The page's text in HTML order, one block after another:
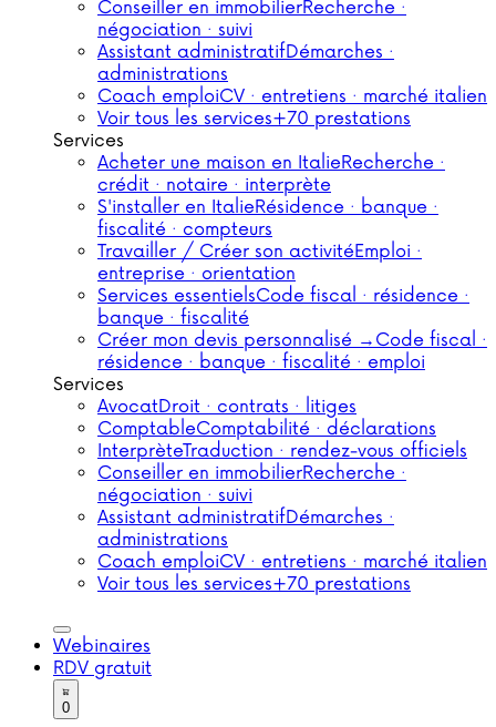
Conseiller en immobilierRecherche ·
négociation · suivi
Assistant administratifDémarches ·
administrations
Coach emploiCV · entretiens · marché italien
Voir tous les services+70 prestations
Services
Acheter une maison en ItalieRecherche ·
crédit · notaire · interprète
S'installer en ItalieRésidence · banque ·
fiscalité · compteurs
Travailler / Créer son activitéEmploi ·
entreprise · orientation
Services essentielsCode fiscal · résidence ·
banque · fiscalité
Créer mon devis personnalisé → Code fiscal ·
résidence · banque · fiscalité · emploi
Services
AvocatDroit · contrats · litiges
ComptableComptabilité · déclarations
InterprèteTraduction · rendez-vous officiels
Conseiller en immobilierRecherche ·
négociation · suivi
Assistant administratifDémarches ·
administrations
Coach emploiCV · entretiens · marché italien
Voir tous les services+70 prestations
Webinaires
RDV gratuit
0